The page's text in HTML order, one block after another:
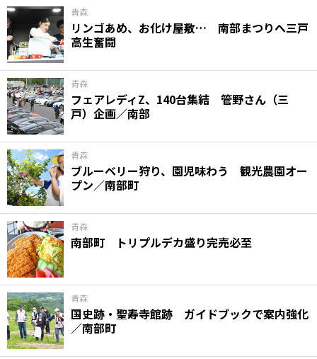
青森
リンゴあめ、お化け屋敷… 南部まつりへ三戸
高生奮闘
青森
フェアレディZ、140台集結 管野さん（三
戸）企画／南部
青森
ブルーベリー狩り、園児味わう 観光農園オー
プン／南部町
青森
南部町 トリプルデカ盛り完売必至
青森
国史跡・聖寿寺館跡 ガイドブックで案内強化
／南部町